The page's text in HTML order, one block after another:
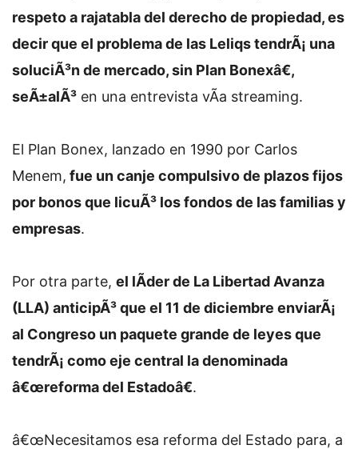
respeto a rajatabla del derecho de propiedad, es
decir que el problema de las Leliqs tendrÃ¡ una
soluciÃ³n de mercado, sin Plan Bonexâ€,
seÃ±alÃ³ en una entrevista vÃ­a streaming.
El Plan Bonex, lanzado en 1990 por Carlos
Menem, fue un canje compulsivo de plazos fijos
por bonos que licuÃ³ los fondos de las familias y
empresas.
Por otra parte, el lÃ­der de La Libertad Avanza
(LLA) anticipÃ³ que el 11 de diciembre enviarÃ¡
al Congreso un paquete grande de leyes que
tendrÃ¡ como eje central la denominada
â€œreforma del Estadoâ€.
â€œNecesitamos esa reforma del Estado para, a